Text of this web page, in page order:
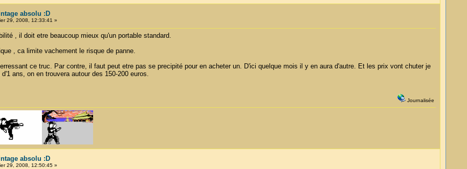
absolu :D
29, 2008, 12:33:41 »
, il doit etre beaucoup mieux qu'un portable standard.
, ca limite vachement le risque de panne.
ce truc. Par contre, il faut peut etre pas se precipité pour en acheter un. D'ici quelque mois il y en aura d'autre. Et les prix vont chuter je
ans, on en trouvera autour des 150-200 euros.
Journalisée
absolu :D
29, 2008, 12:50:45 »